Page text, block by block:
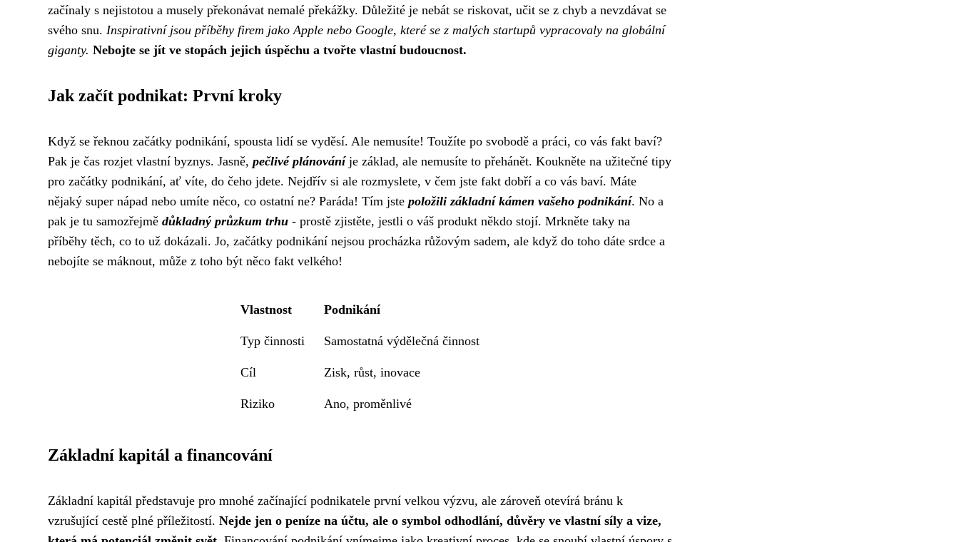
začínaly s nejistotou a musely překonávat nemalé překážky. Důležité je nebát se riskovat, učit se z chyb a nevzdávat se
svého snu. Inspirativní jsou příběhy firem jako Apple nebo Google, které se z malých startupů vypracovaly na globální
giganty. Nebojte se jít ve stopách jejich úspěchu a tvořte vlastní budoucnost.
Jak začít podnikat: První kroky
Když se řeknou začátky podnikání, spousta lidí se vyděsí. Ale nemusíte! Toužíte po svobodě a práci, co vás fakt baví?
Pak je čas rozjet vlastní byznys. Jasně, pečlivé plánováníje základ, ale nemusíte to přehánět. Koukněte na užitečné tipy
pro začátky podnikání, ať víte, do čeho jdete. Nejdřív si ale rozmyslete, v čem jste fakt dobří a co vás baví. Máte
nějaký super nápad nebo umíte něco, co ostatní ne? Paráda! Tím jste položili základní kámen vašeho podnikání. No a
pak je tu samozřejmě důkladný průzkum trhu - prostě zjistěte, jestli o váš produkt někdo stojí. Mrkněte taky na
příběhy těch, co to už dokázali. Jo, začátky podnikání nejsou procházka růžovým sadem, ale když do toho dáte srdce a
nebojíte se máknout, může z toho být něco fakt velkého!
Vlastnost Podnikání
Typ činnosti Samostatná výdělečná činnost
Cíl Zisk, růst, inovace
Riziko Ano, proměnlivé
Základní kapitál a financování
Základní kapitál představuje pro mnohé začínající podnikatele první velkou výzvu, ale zároveň otevírá bránu k
vzrušující cestě plné příležitostí. Nejde jen o peníze na účtu, ale o symbol odhodlání, důvěry ve vlastní síly a vize,